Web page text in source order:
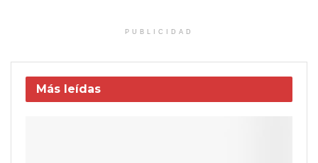
PUBLICIDAD
Más leídas